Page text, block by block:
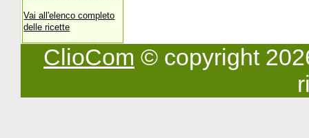
Vai all'elenco completo
delle ricette
ClioCom © copyright